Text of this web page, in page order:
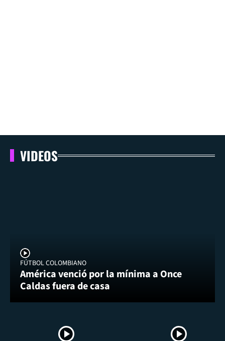
VIDEOS
FÚTBOL COLOMBIANO
América venció por la mínima a Once
Caldas fuera de casa